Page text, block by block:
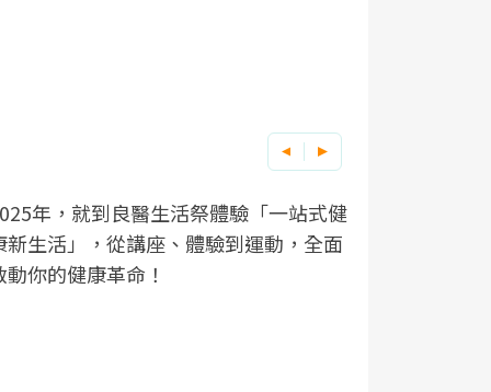
醫健康網從「換季的身體變化」出發，
過醫學觀點與日常感受的對話，建立對
健康的認知，進而引導實際的改善行